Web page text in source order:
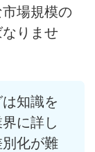
場規模の
りませ
知識を
に詳し
化が難